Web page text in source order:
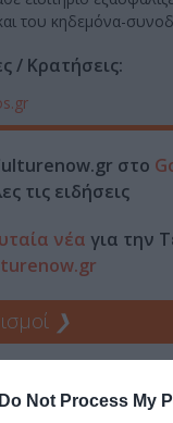
Do Not Process My
του κηδεμόνα-
/ Κρατήσεις:
στο
τις ειδήσεις
νέα για την
❯